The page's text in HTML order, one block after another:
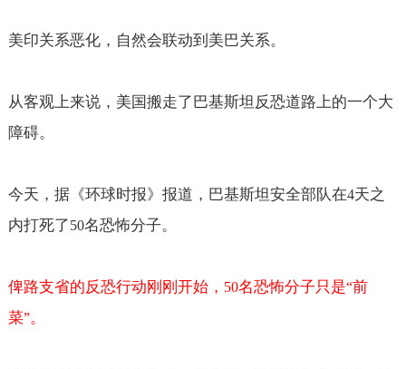
美印关系恶化，自然会联动到美巴关系。
从客观上来说，美国搬走了巴基斯坦反恐道路上的一个大
障碍。
今天，据《环球时报》报道，巴基斯坦安全部队在4天之
内打死了50名恐怖分子。
俾路支省的反恐行动刚刚开始， 50名恐怖分子只是“前
菜”。